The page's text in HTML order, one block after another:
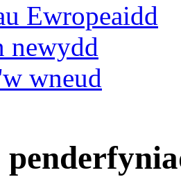
Ewropeaidd
newydd
wneud